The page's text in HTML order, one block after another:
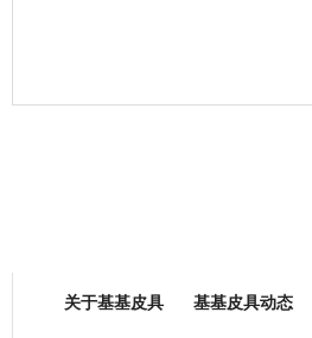
关于基基皮具 基基皮具动态